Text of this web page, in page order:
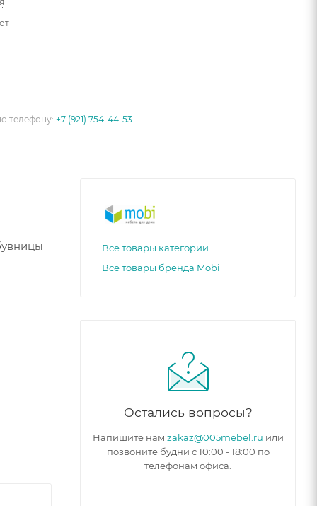
телефону:+7 (921) 754-44-53
Все товары категории
Все товары бренда Mobi
Остались вопросы?
Напишите нам zakaz@005mebel.ru или
позвоните будни с 10:00 - 18:00 по
телефонам офиса.